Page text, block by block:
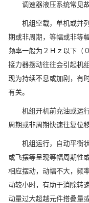
调速器液压系统常见故
机组空载，单机或并列
期或非周期，等幅或非等
频率一般为２Ｈｚ以下（
接力器摆动往往会引起机
现为持续不息或加剧，有
有关。
机组开机前充油或运行
周期或非周期快速往复位
机组运行，自动平衡状
或飞摆等呈现等幅周期性
相应摆动，动幅不大，频
动较小时，有助于消除转
动量过大超越元件搭叠量